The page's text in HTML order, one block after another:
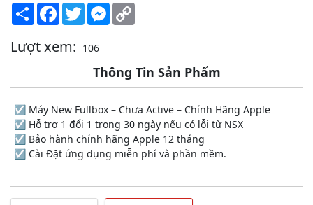
Share Facebook
TwitterMessenger
Lượt xem: 106
Thông Tin Sản Phẩm
☑️ Máy New Fullbox – Chưa Active – Chính Hãng Apple
☑️ Hỗ trợ 1 đổi 1 trong 30 ngày nếu có lỗi từ NSX
☑️ Bảo hành chính hãng Apple 12 tháng
☑️ Cài Đặt ứng dụng miễn phí và phần mềm.